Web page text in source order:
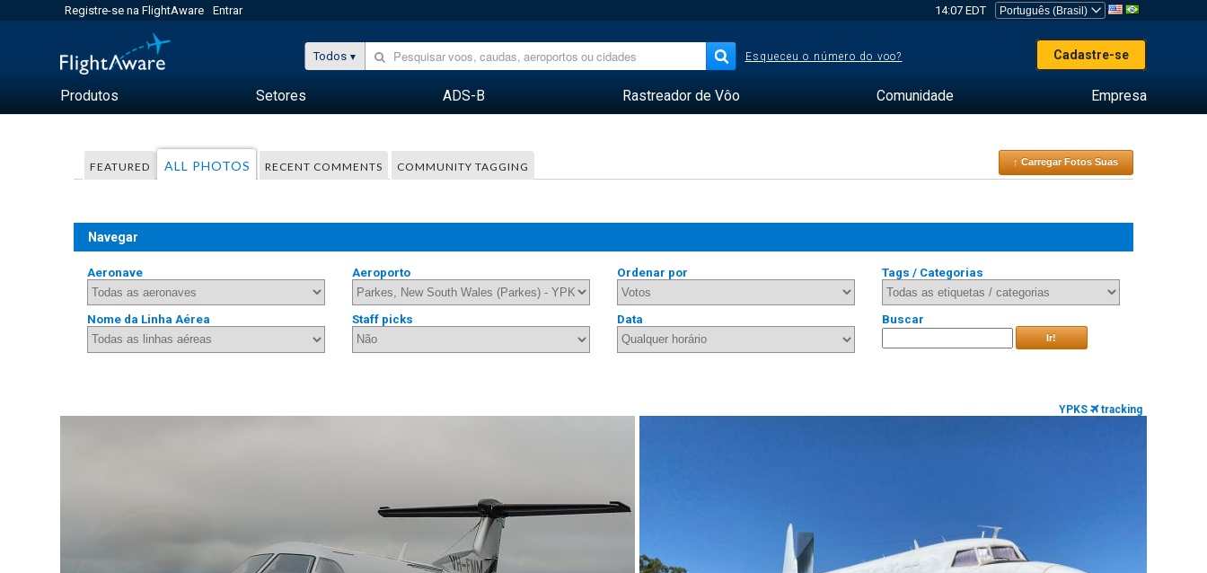
Registre-se na FlightAware Entrar 14:07 EDT
Todos Esqueceu o número do voo? Cadastre-se
Produtos Setores ADS-B Rastreador de Vôo Comunidade Empresa
FEATURED ALL PHOTOS RECENT COMMENTS COMMUNITY TAGGING ↑ Carregar Fotos Suas
Navegar
Aeronave Aeroporto Ordenar por Tags / Categorias
Nome da Linha Aérea Staff picks Data Buscar
Ir!
YPKS tracking